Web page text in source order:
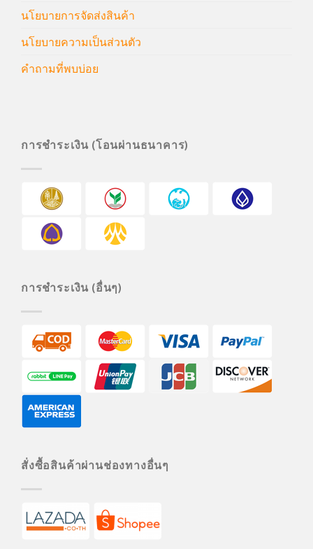
นโยบายการจัดส่งสินค้า
นโยบายความเป็นส่วนตัว
คำถามที่พบบ่อย
การชำระเงิน (โอนผ่านธนาคาร)
การชำระเงิน (อื่นๆ)
สั่งซื้อสินค้าผ่านช่องทางอื่นๆ